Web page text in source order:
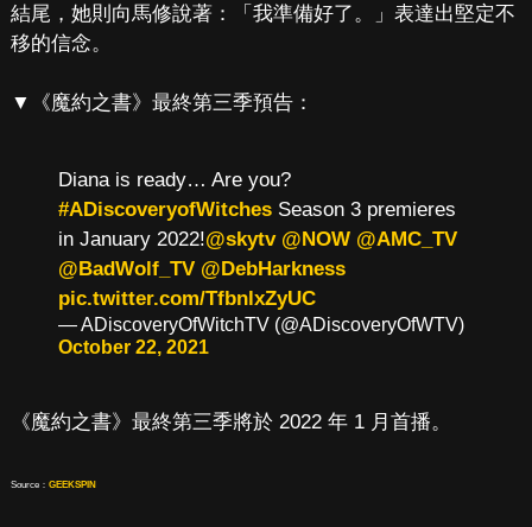
結尾，她則向馬修說著：「我準備好了。」表達出堅定不
移的信念。
▼《魔約之書》最終第三季預告：
Diana is ready… Are you?
#ADiscoveryofWitchesSeason 3 premieres
in January 2022!@skytv @NOW @AMC_TV
@BadWolf_TV @DebHarkness
pic.twitter.com/TfbnlxZyUC
— ADiscoveryOfWitchTV (@ADiscoveryOfWTV)
October 22, 2021
《魔約之書》最終第三季將於 2022 年 1 月首播。
Source： GEEKSPIN